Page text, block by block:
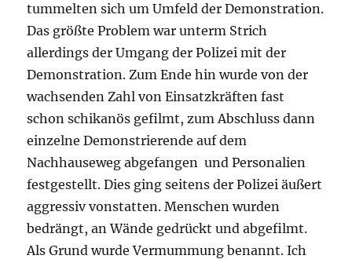
tummelten sich um Umfeld der Demonstration.
Das größte Problem war unterm Strich
allerdings der Umgang der Polizei mit der
Demonstration. Zum Ende hin wurde von der
wachsenden Zahl von Einsatzkräften fast
schon schikanös gefilmt, zum Abschluss dann
einzelne Demonstrierende auf dem
Nachhauseweg abgefangen und Personalien
festgestellt. Dies ging seitens der Polizei äußert
aggressiv vonstatten. Menschen wurden
bedrängt, an Wände gedrückt und abgefilmt.
Als Grund wurde Vermummung benannt. Ich